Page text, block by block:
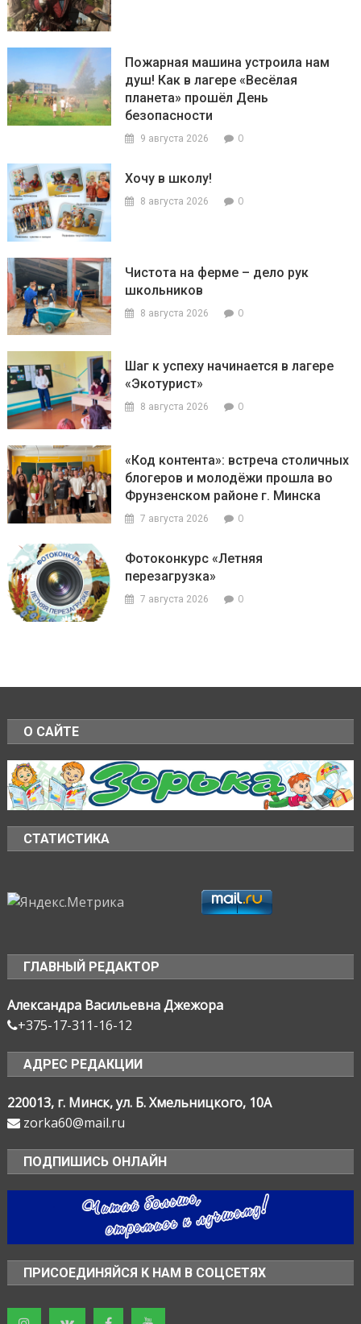
Пожарная машина устроила нам
душ! Как в лагере «Весёлая
планета» прошёл День
безопасности
9 августа 2026 0
Хочу в школу!
8 августа 2026 0
Чистота на ферме – дело рук
школьников
8 августа 2026 0
Шаг к успеху начинается в лагере
«Экотурист»
8 августа 2026 0
«Код контента»: встреча столичных
блогеров и молодёжи прошла во
Фрунзенском районе г. Минска
7 августа 2026 0
Фотоконкурс «Летняя
перезагрузка»
7 августа 2026 0
О САЙТЕ
СТАТИСТИКА
ГЛАВНЫЙ РЕДАКТОР
Александра Васильевна Джежора
+375-17-311-16-12
АДРЕС РЕДАКЦИИ
220013, г. Минск, ул. Б. Хмельницкого, 10А
zorka60@mail.ru
ПОДПИШИСЬ ОНЛАЙН
ПРИСОЕДИНЯЙСЯ К НАМ В СОЦСЕТЯХ